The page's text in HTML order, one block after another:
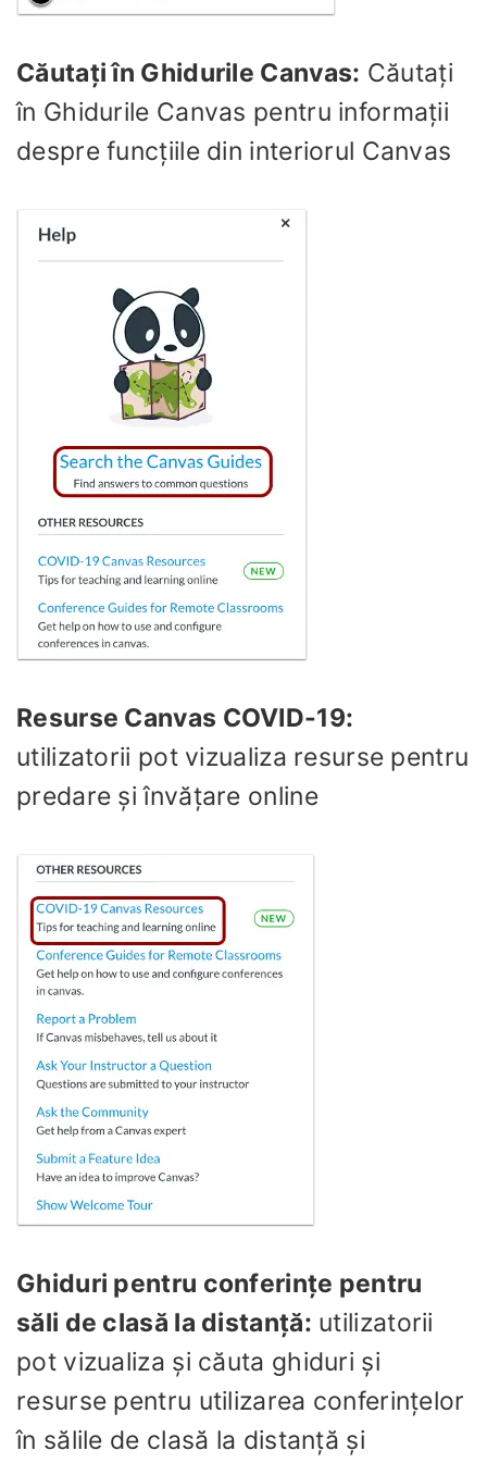
Căutați în Ghidurile Canvas: Căutați
în Ghidurile Canvas pentru informații
despre funcțiile din interiorul Canvas
Resurse Canvas COVID-19:
utilizatorii pot vizualiza resurse pentru
predare și învățare online
Ghiduri pentru conferințe pentru
săli de clasă la distanță: utilizatorii
pot vizualiza și căuta ghiduri și
resurse pentru utilizarea conferințelor
în sălile de clasă la distanță și